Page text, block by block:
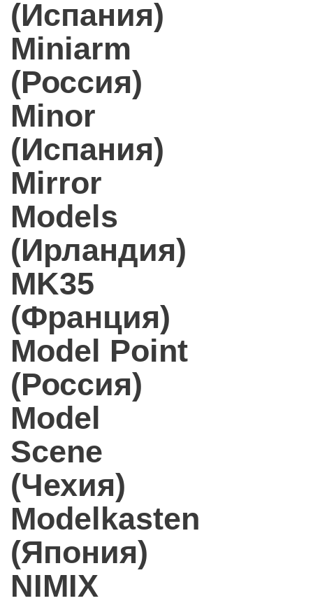
(Испания)
Miniarm
(Россия)
Minor
(Испания)
Mirror
Models
(Ирландия)
MK35
(Франция)
Model Point
(Россия)
Model
Scene
(Чехия)
Modelkasten
(Япония)
NIMIX